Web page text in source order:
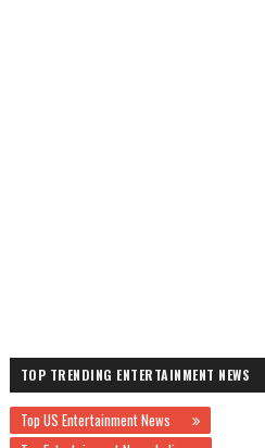
TOP TRENDING ENTERTAINMENT NEWS
Top US Entertainment News